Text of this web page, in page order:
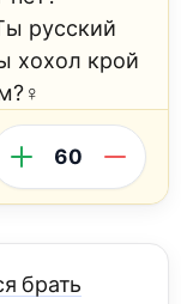
русский
хохол крой
60
брать